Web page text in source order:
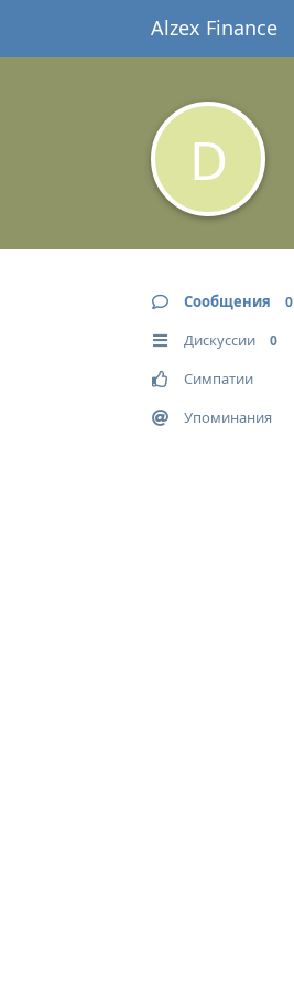
Alzex Finance
D
Сообщения 0
Дискуссии 0
Симпатии
Упоминания